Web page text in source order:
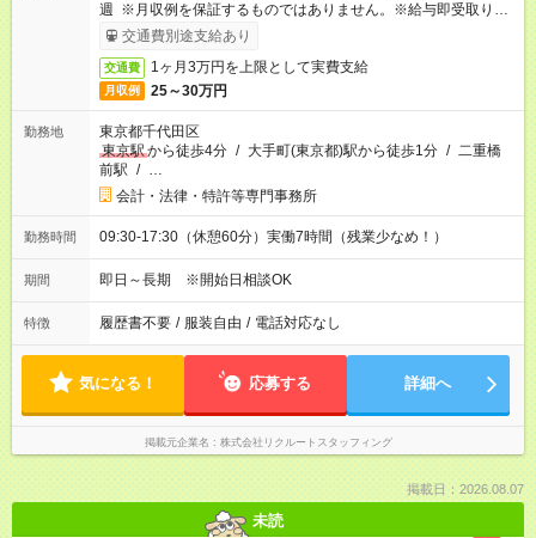
週 ※月収例を保証するものではありません。※給与即受取りサ
ービス利用可（利用条件有）
交通費別途支給あり
交通費 1ヶ月3万円を上限として実費支給
月収例 25～30万円
勤務地
東京都千代田区
東京駅から徒歩4分 / 大手町(東京都)駅から徒歩1分 / 二重橋
前駅 / …
会計・法律・特許等専門事務所
勤務時間 09:30-17:30（休憩60分）実働7時間（残業少なめ！）
期間 即日～長期 ※開始日相談OK
特徴 履歴書不要 / 服装自由 / 電話対応なし
気になる！ 応募する 詳細へ
掲載元企業名 株式会社リクルートスタッフィング
掲載日：2026.08.07
未読